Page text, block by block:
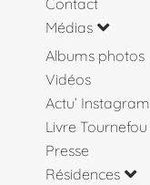
Contact
Médias
Albums photos
Vidéos
Actu’ Instagram
Livre Tournefou
Presse
Résidences